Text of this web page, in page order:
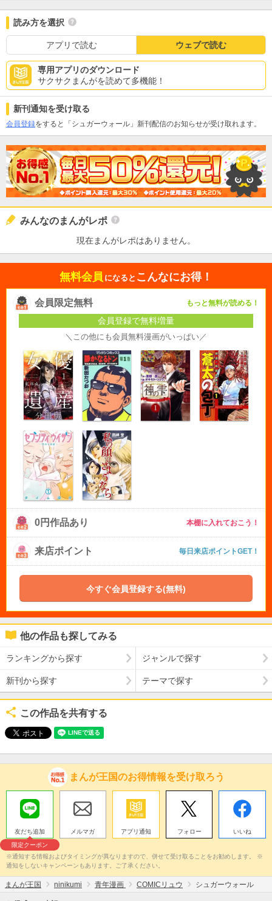
読み方を選択
アプリで読む ウェブで読む
専用アプリのダウンロード
サクサクまんがを読めて多機能！
新刊通知を受け取る
会員登録をすると「シュガーウォール」新刊配信のお知らせが受け取れます。
みんなのまんがレポ
現在まんがレポはありません。
無料会員 になると こんなにお得！
会員限定無料 もっと無料が読める！
会員登録で無料増量
＼この他にも会員無料漫画がいっぱい／
0円作品あり 本棚に入れておこう！
来店ポイント 毎日来店ポイントGET！
今すぐ会員登録する(無料)
他の作品も探してみる
ランキングから探す ジャンルで探す
新刊から探す テーマで探す
この作品を共有する
まんが王国のお得情報を受け取ろう
友だち追加
限定クーポン
メルマガ アプリ通知 フォロー いいね
※通知する情報およびタイミングが異なりますので、併せて受け取ることをお勧めします。 ※
通知をしないキャンペーンもあります。ご了承ください。
まんが王国 ninikumi 青年漫画 COMICリュウ シュガーウォール